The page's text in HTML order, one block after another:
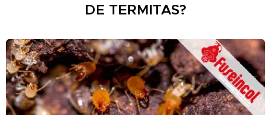
DE TERMITAS?